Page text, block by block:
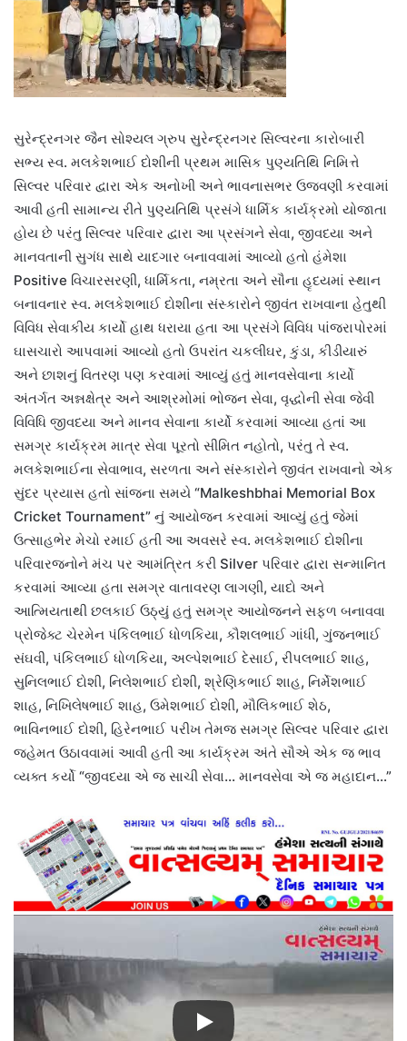
સુરેન્દ્રનગર જૈન સોશ્યલ ગ્રુપ સુરેન્દ્રનગર સિલ્વરના કારોબારી
સભ્ય સ્વ. મલકેશભાઈ દોશીની પ્રથમ માસિક પુણ્યતિથિ નિમિત્તે
સિલ્વર પરિવાર દ્વારા એક અનોખી અને ભાવનાસભર ઉજવણી કરવામાં
આવી હતી સામાન્ય રીતે પુણ્યતિથિ પ્રસંગે ધાર્મિક કાર્યક્રમો યોજાતા
હોય છે પરંતુ સિલ્વર પરિવાર દ્વારા આ પ્રસંગને સેવા, જીવદયા અને
માનવતાની સુગંધ સાથે યાદગાર બનાવવામાં આવ્યો હતો હંમેશા
Positive વિચારસરણી, ધાર્મિકતા, નમ્રતા અને સૌના હૃદયમાં સ્થાન
બનાવનાર સ્વ. મલકેશભાઈ દોશીના સંસ્કારોને જીવંત રાખવાના હેતુથી
વિવિધ સેવાકીય કાર્યો હાથ ધરાયા હતા આ પ્રસંગે વિવિધ પાંજરાપોરમાં
ઘાસચારો આપવામાં આવ્યો હતો ઉપરાંત ચકલીઘર, કુંડા, કીડીયારું
અને છાશનું વિતરણ પણ કરવામાં આવ્યું હતું માનવસેવાના કાર્યો
અંતર્ગત અન્નક્ષેત્ર અને આશ્રમોમાં ભોજન સેવા, વૃદ્ધોની સેવા જેવી
વિવિધિ જીવદયા અને માનવ સેવાના કાર્યો કરવામાં આવ્યા હતાં આ
સમગ્ર કાર્યક્રમ માત્ર સેવા પૂરતો સીમિત નહોતો, પરંતુ તે સ્વ.
મલકેશભાઈના સેવાભાવ, સરળતા અને સંસ્કારોને જીવંત રાખવાનો એક
સુંદર પ્રયાસ હતો સાંજના સમયે “Malkeshbhai Memorial Box
Cricket Tournament” નું આયોજન કરવામાં આવ્યું હતું જેમાં
ઉત્સાહભેર મેચો રમાઈ હતી આ અવસરે સ્વ. મલકેશભાઈ દોશીના
પરિવારજનોને મંચ પર આમંત્રિત કરી Silver પરિવાર દ્વારા સન્માનિત
કરવામાં આવ્યા હતા સમગ્ર વાતાવરણ લાગણી, યાદો અને
આત્મિયતાથી છલકાઈ ઉઠ્યું હતું સમગ્ર આયોજનને સફળ બનાવવા
પ્રોજેક્ટ ચેરમેન પંકિલભાઈ ધોળકિયા, કૌશલભાઈ ગાંધી, ગુંજનભાઈ
સંઘવી, પંકિલભાઈ ધોળકિયા, અલ્પેશભાઈ દેસાઈ, રીપલભાઈ શાહ,
સુનિલભાઈ દોશી, નિલેશભાઈ દોશી, શ્રેણિકભાઈ શાહ, નિર્મેશભાઈ
શાહ, નિખિલેષભાઈ શાહ, ઉમેશભાઈ દોશી, મૌલિકભાઈ શેઠ,
ભાવિનભાઈ દોશી, હિરેનભાઈ પરીખ તેમજ સમગ્ર સિલ્વર પરિવાર દ્વારા
જહેમત ઉઠાવવામાં આવી હતી આ કાર્યક્રમ અંતે સૌએ એક જ ભાવ
વ્યક્ત કર્યો “જીવદયા એ જ સાચી સેવા… માનવસેવા એ જ મહાદાન…”